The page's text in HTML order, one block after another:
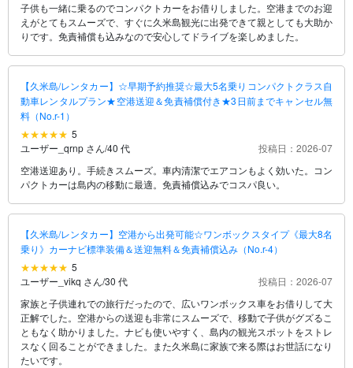
子供も一緒に乗るのでコンパクトカーをお借りしました。空港までのお迎
えがとてもスムーズで、すぐに久米島観光に出発できて親としても大助か
りです。免責補償も込みなので安心してドライブを楽しめました。
【久米島/レンタカー】☆早期予約推奨☆最大5名乗りコンパクトクラス自
動車レンタルプラン★空港送迎＆免責補償付き★3日前までキャンセル無
料（No.r-1）
5
ユーザー_qrnp さん/40 代
投稿日：2026-07
空港送迎あり。手続きスムーズ。車内清潔でエアコンもよく効いた。コン
パクトカーは島内の移動に最適。免責補償込みでコスパ良い。
【久米島/レンタカー】空港から出発可能☆ワンボックスタイプ《最大8名
乗り》カーナビ標準装備＆送迎無料＆免責補償込み（No.r-4）
5
ユーザー_vikq さん/30 代
投稿日：2026-07
家族と子供連れでの旅行だったので、広いワンボックス車をお借りして大
正解でした。空港からの送迎も非常にスムーズで、移動で子供がグズるこ
ともなく助かりました。ナビも使いやすく、島内の観光スポットをストレ
スなく回ることができました。また久米島に家族で来る際はお世話になり
たいです。